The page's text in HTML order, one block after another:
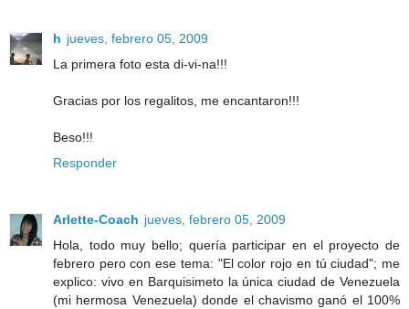
h jueves, febrero 05, 2009
La primera foto esta di-vi-na!!!
Gracias por los regalitos, me encantaron!!!
Beso!!!
Responder
Arlette-Coach jueves, febrero 05, 2009
Hola, todo muy bello; quería participar en el proyecto de
febrero pero con ese tema: "El color rojo en tú ciudad"; me
explico: vivo en Barquisimeto la única ciudad de Venezuela
(mi hermosa Venezuela) donde el chavismo ganó el 100%